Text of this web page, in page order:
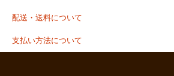
配送・送料について
支払い方法について